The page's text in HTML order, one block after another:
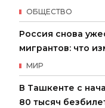
ОБЩЕСТВО
Россия снова
мигрантов: что
МИР
В Ташкенте с
80 тысяч